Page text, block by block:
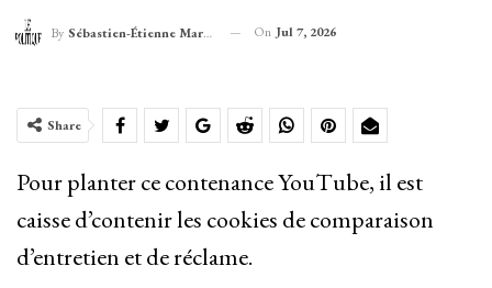
By Sébastien-Étienne Marechal On Jul 7, 2026
Share
Pour planter ce contenance YouTube, il est
caisse d’contenir les cookies de comparaison
d’entretien et de réclame.